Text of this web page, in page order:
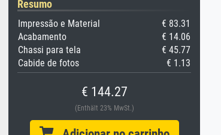
Resumo
Impressão e Material
€ 83.31
Acabamento
€ 14.06
Chassi para tela
€ 45.77
Cabide de fotos
€ 1.13
€ 144.27
(Enthält 23% MwSt.)